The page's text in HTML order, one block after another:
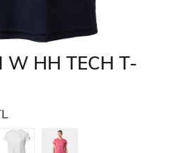
W HH TECH T-